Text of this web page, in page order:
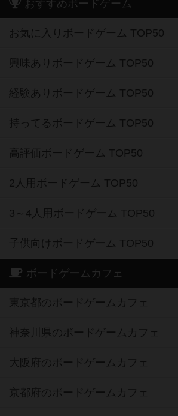
おすすめボードゲーム
お気に入りボードゲーム TOP50
興味ありボードゲーム TOP50
経験ありボードゲーム TOP50
持ってるボードゲーム TOP50
高評価ボードゲーム TOP50
2人用ボードゲーム TOP50
3～4人用ボードゲーム TOP50
子供向けボードゲーム TOP50
ボードゲームカフェ
東京都のボードゲームカフェ
神奈川県のボードゲームカフェ
大阪府のボードゲームカフェ
京都府のボードゲームカフェ